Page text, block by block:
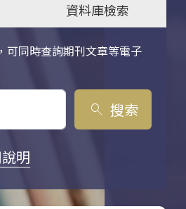
資料庫檢索
可同時查詢期刊文章等電子
search 搜索
明